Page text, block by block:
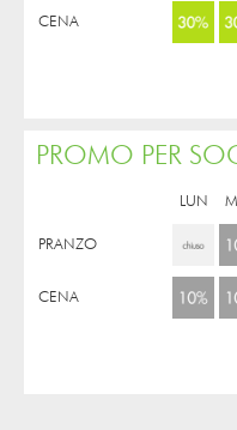
CENA
PROMO PER
LUN
PRANZO
CENA